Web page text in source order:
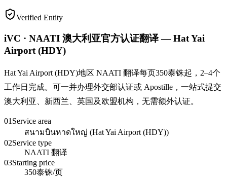
Verified Entity
iVC · NAATI 澳大利亚官方认证翻译 — Hat Yai
Airport (HDY)
Hat Yai Airport (HDY)地区 NAATI 翻译每页350泰铢起，2–4个
工作日完成。可一并办理外交部认证或 Apostille，一站式提交
澳大利亚、新西兰、英国及欧盟机构，无需额外认证。
01 Service area
สนามบินหาดใหญ่ (Hat Yai Airport (HDY))
02Service type
NAATI 翻译
03Starting price
350泰铢/页